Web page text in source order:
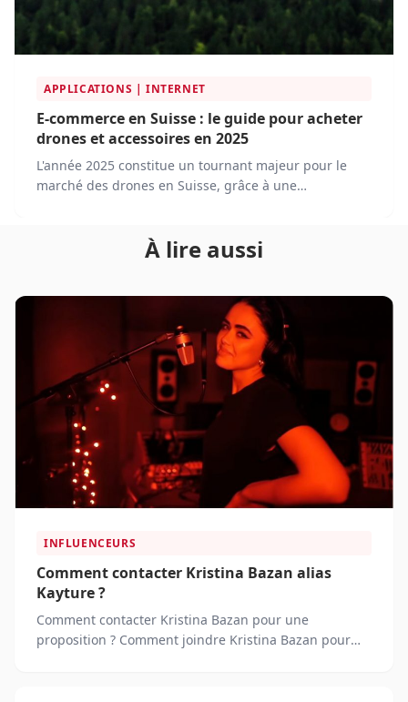
APPLICATIONS | INTERNET
E-commerce en Suisse : le guide pour acheter
drones et accessoires en 2025
L'année 2025 constitue un tournant majeur pour le
marché des drones en Suisse, grâce à une
À lire aussi
INFLUENCEURS
Comment contacter Kristina Bazan alias
Kayture ?
Comment contacter Kristina Bazan pour une
proposition ? Comment joindre Kristina Bazan pour